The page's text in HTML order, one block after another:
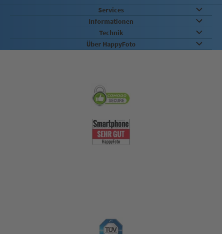
Services
Informationen
Technik
Über HappyFoto